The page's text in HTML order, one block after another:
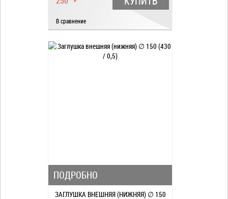
В сравнение
ПОДРОБНО
ЗАГЛУШКА ВНЕШНЯЯ (НИЖНЯЯ) ∅ 150